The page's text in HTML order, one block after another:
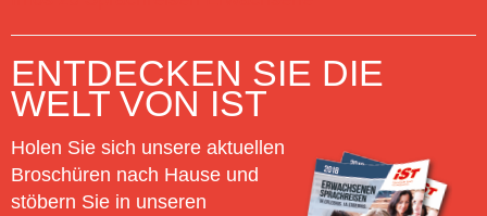
ENTDECKEN SIE DIE
WELT VON IST
Holen Sie sich unsere aktuellen
Broschüren nach Hause und
stöbern Sie in unseren